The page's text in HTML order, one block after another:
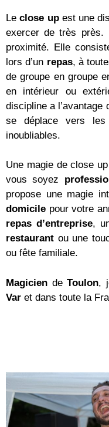
Leclose upest une
exercer de très près.
proximité. Elle
lors d’un repas, à
de groupe en groupe
en intérieur ou
discipline a l’avantage
se déplace vers
inoubliables.
Une magie de close
vous soyez
propose une magie
domicile pour votre
repas d’entreprise,
restaurant ou une
ou fête familiale.
Magicien deToulon,
Var et dans toute la